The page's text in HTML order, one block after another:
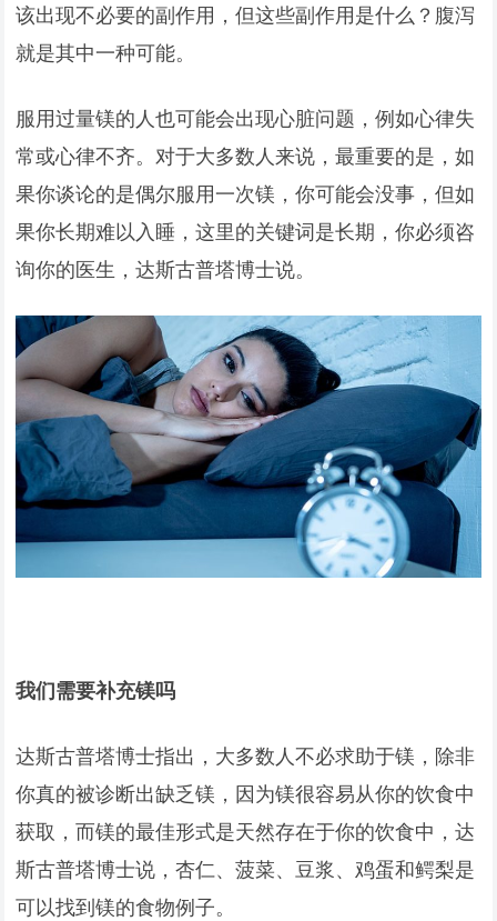
该出现不必要的副作用，但这些副作用是什么？腹泻
就是其中一种可能。
服用过量镁的人也可能会出现心脏问题，例如心律失
常或心律不齐。对于大多数人来说，最重要的是，如
果你谈论的是偶尔服用一次镁，你可能会没事，但如
果你长期难以入睡，这里的关键词是长期，你必须咨
询你的医生，达斯古普塔博士说。
我们需要补充镁吗
达斯古普塔博士指出，大多数人不必求助于镁，除非
你真的被诊断出缺乏镁，因为镁很容易从你的饮食中
获取，而镁的最佳形式是天然存在于你的饮食中，达
斯古普塔博士说，杏仁、菠菜、豆浆、鸡蛋和鳄梨是
可以找到镁的食物例子。